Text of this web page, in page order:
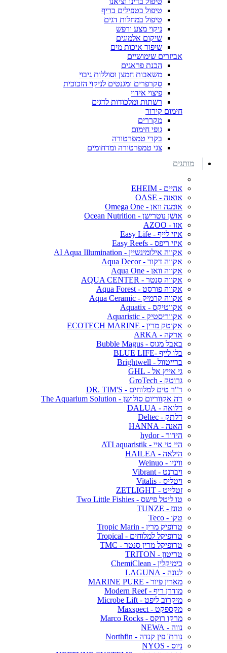
טיפול בטפילים בריף
טיפול במחלות דגים
ניקוי מצע ורפש
שיקום אלמוגים
שיפור איכות מים
אביזרים שימושיים
הכנת פראגים
משאבות חמצן וסוללות גיבוי
סקרפרים ומגנטים לניקוי הזכוכית
פיצוי אידוי
רשתות ומלכודות לדגים
חימום קירור
מקררים
גופי חימום
בקרי טמפרטורה
צגי טמפרטורה ומדחומים
מותגים
אהיים - EHEIM
אואזה - OASE
אומגה וואן - Omega One
אושן נוטרישן - Ocean Nutrition
אזו - AZOO
איזי לייף - Easy Life
איזי ריפס - Easy Reefs
אקווה אילומינשיין - AI Aqua Illumination
אקווה דקור - Aqua Decor
אקווה וואן - Aqua One
אקווה סנטר - AQUA CENTER
אקווה פורסט - Aqua Forest
אקווה קרמיק - Aqua Ceramic
אקווטיקס - Aquatix
אקווריסטיק - Aquaristic
אקוטק מרין - ECOTECH MARINE
ארקה - ARKA
באבל מגוס - Bubble Magus
בלו לייף -BLUE LIFE
ברייטוול - Brightwell
גי אייץ אל - GHL
גרוטק - GroTech
ד"ר טים למלוחים - DR. TIM'S
דה אקווריום סולושן - The Aquarium Solution
דלואה - DALUA
דלתק - Deltec
האנה - HANNA
הידור - hydor
היי טי איי - ATI aquaristik
הילאה - HAILEA
וויניו - Weinuo
ויברנט - Vibrant
ויטליס - Vitalis
זטלייט - ZETLIGHT
טו ליטל פישס - Two Little Fishies
טונז - TUNZE
טקו - Teco
טרופיק מרין - Tropic Marin
טרופיקל למלוחים - Tropical
טרופיקל מרין סנטר - TMC
טריטון - TRITON
כימיקלין - ChemiClean
לגונה - LAGUNA
מארין פיור - MARINE PURE
מודרן ריף - Modern Reef
מיקרוב ליפט - Microbe Lift
מקספקט - Maxspect
מרקו רוקס - Marco Rocks
נווה - NEWA
נורת' פין קנדה - Northfin
ניוס - NYOS